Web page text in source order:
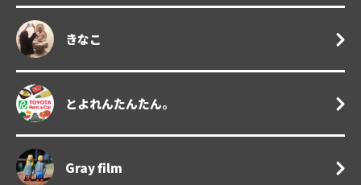
きなこ
とよれんたんたん。
Gray film